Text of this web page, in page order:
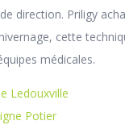
direction. Priligy
cette
médicales.
Ledouxville
Potier